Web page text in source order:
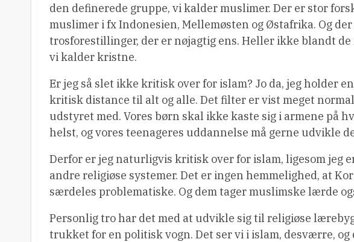
den definerede gruppe, vi kalder muslimer. Der er stor
muslimer i fx Indonesien, Mellemøsten og Østafrika. Og
trosforestillinger, der er nøjagtig ens. Heller ikke blandt de
vi kalder kristne.
Er jeg så slet ikke kritisk over for islam? Jo da, jeg holder
kritisk distance til alt og alle. Det filter er vist meget
udstyret med. Vores børn skal ikke kaste sig i armene på
helst, og vores teenageres uddannelse må gerne udvikle
Derfor er jeg naturligvis kritisk over for islam, ligesom jeg
andre religiøse systemer. Det er ingen hemmelighed, at
særdeles problematiske. Og dem tager muslimske lærde
Personlig tro har det med at udvikle sig til religiøse
trukket for en politisk vogn. Det ser vi i islam, desværre,